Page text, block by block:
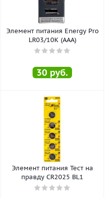
Элемент питания Energy Pro
LR03/10K (AAA)
30 руб.
Элемент питания Тест на
правду CR2025 BL1